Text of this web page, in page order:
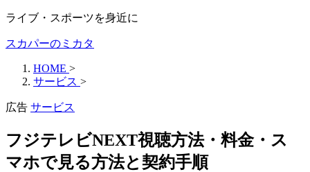
ライブ・スポーツを身近に
スカパーのミカタ
HOME >
サービス >
広告 サービス
フジテレビNEXT視聴方法・料金・ス
マホで見る方法と契約手順